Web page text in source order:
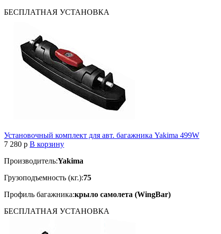
БЕСПЛАТНАЯ УСТАНОВКА
Установочный комплект для авт. багажника Yakima 499W
7 280 p В корзину
Производитель:Yakima
Грузоподъемность (кг.):75
Профиль багажника:крыло самолета (WingBar)
БЕСПЛАТНАЯ УСТАНОВКА